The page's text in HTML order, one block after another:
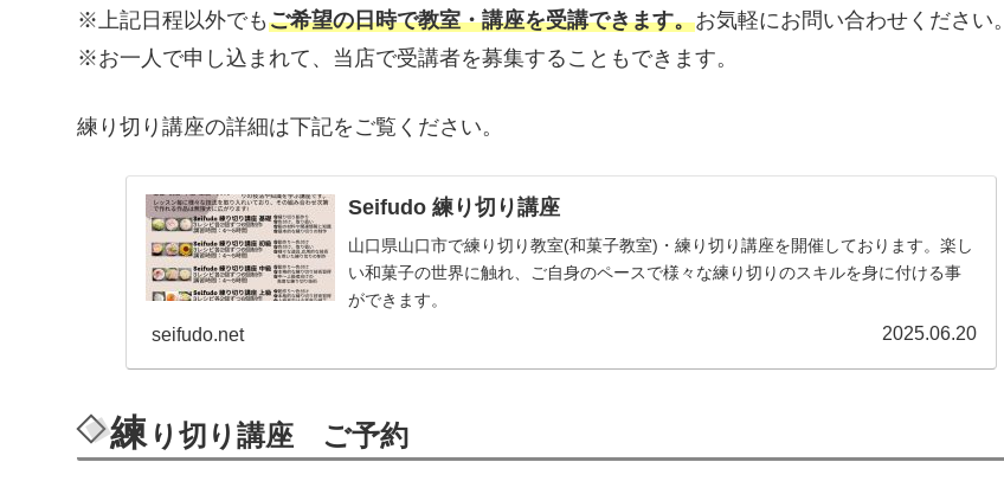
※上記日程以外でもご希望の日時で教室・講座を受講できます。お気軽にお問い合わせください。
※お一人で申し込まれて、当店で受講者を募集することもできます。
練り切り講座の詳細は下記をご覧ください。
Seifudo 練り切り講座
山口県山口市で練り切り教室(和菓子教室)・練り切り講座を開催しております。楽し
い和菓子の世界に触れ、ご自身のペースで様々な練り切りのスキルを身に付ける事
ができます。
seifudo.net 2025.06.20
練 り切り講座 ご予約